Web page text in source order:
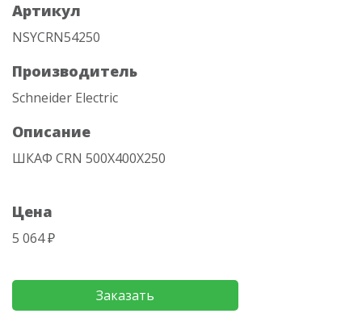
Артикул
NSYCRN54250
Производитель
Schneider Electric
Описание
ШКАФ CRN 500Х400Х250
Цена
5 064 ₽
Заказать